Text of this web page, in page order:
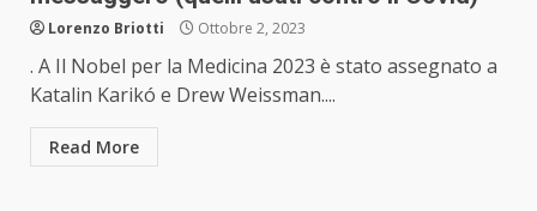
Lorenzo Briotti Ottobre 2, 2023
. A Il Nobel per la Medicina 2023 è stato assegnato a
Katalin Karikó e Drew Weissman....
Read More